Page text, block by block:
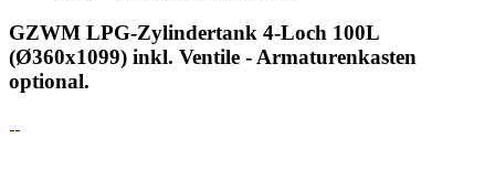
GZWM LPG-Zylindertank 4-Loch 100L
(Ø360x1099) inkl. Ventile - Armaturenkasten
optional.